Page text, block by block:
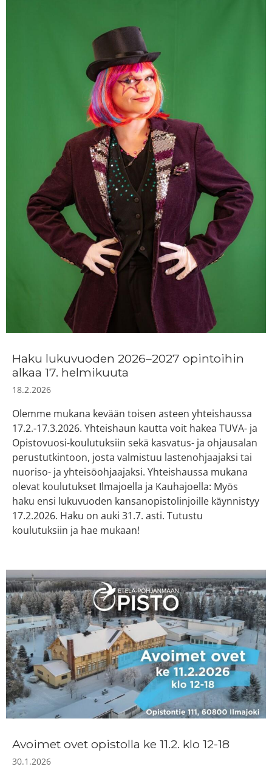
Haku lukuvuoden 2026–2027 opintoihin
alkaa 17. helmikuuta
18.2.2026
Olemme mukana kevään toisen asteen yhteishaussa
17.2.-17.3.2026. Yhteishaun kautta voit hakea TUVA- ja
Opistovuosi-koulutuksiin sekä kasvatus- ja ohjausalan
perustutkintoon, josta valmistuu lastenohjaajaksi tai
nuoriso- ja yhteisöohjaajaksi. Yhteishaussa mukana
olevat koulutukset Ilmajoella ja Kauhajoella: Myös
haku ensi lukuvuoden kansanopistolinjoille käynnistyy
17.2.2026. Haku on auki 31.7. asti. Tutustu
koulutuksiin ja hae mukaan!
Avoimet ovet opistolla ke 11.2. klo 12-18
30.1.2026